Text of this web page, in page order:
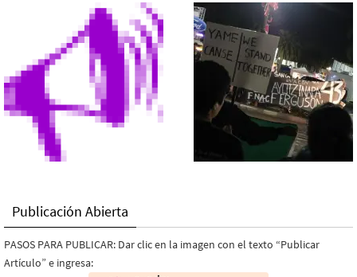
Publicación Abierta
PASOS PARA PUBLICAR: Dar clic en la imagen con el texto “Publicar
Artículo” e ingresa: